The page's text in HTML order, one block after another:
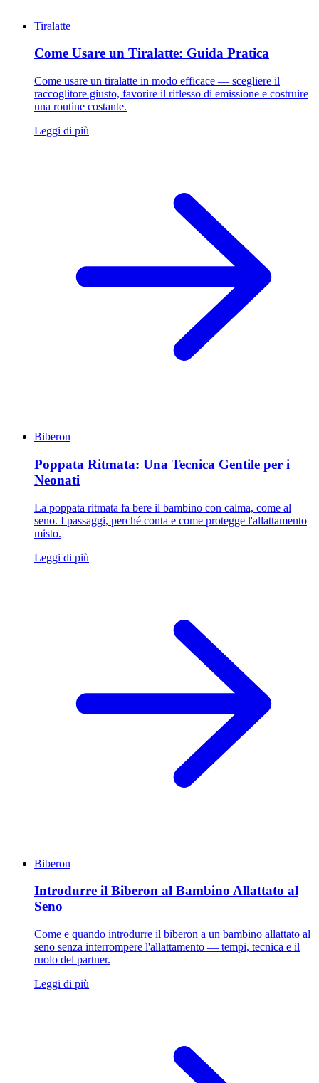
Tiralatte
Come Usare un Tiralatte: Guida Pratica
Come usare un tiralatte in modo efficace — scegliere il
raccoglitore giusto, favorire il riflesso di emissione e costruire
una routine costante.
Leggi di più
Biberon
Poppata Ritmata: Una Tecnica Gentile per i
Neonati
La poppata ritmata fa bere il bambino con calma, come al
seno. I passaggi, perché conta e come protegge l'allattamento
misto.
Leggi di più
Biberon
Introdurre il Biberon al Bambino Allattato al
Seno
Come e quando introdurre il biberon a un bambino allattato al
seno senza interrompere l'allattamento — tempi, tecnica e il
ruolo del partner.
Leggi di più